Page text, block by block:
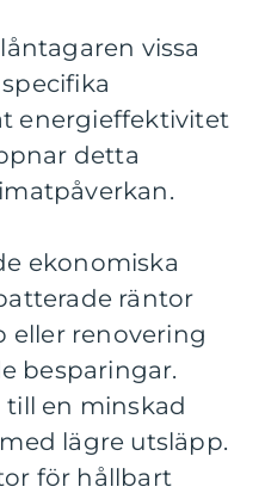
vissa
energieffektivitet
detta
ekonomiska
räntor
eller renovering
besparingar.
till en minskad
lägre utsläpp.
för hållbart